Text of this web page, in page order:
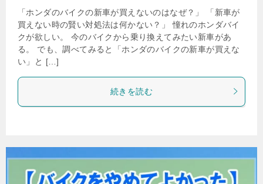
「ホンダのバイクの新車が買えないのはなぜ？」 「新車が
買えない時の賢い対処法は何かない？」 憧れのホンダバイ
クが欲しい。 今のバイクから乗り換えてみたい新車があ
る。 でも、調べてみると「ホンダのバイクの新車が買えな
い」と […]
続きを読む